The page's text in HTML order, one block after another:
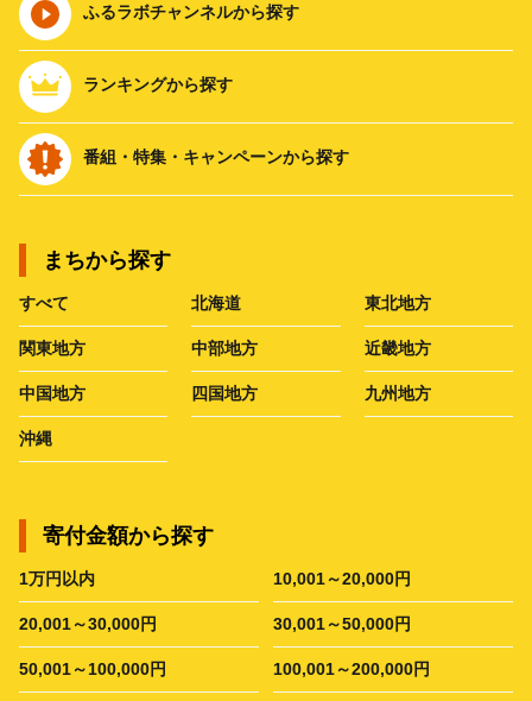
ふるラボチャンネルから探す
ランキングから探す
番組・特集・キャンペーンから探す
まちから探す
すべて 北海道 東北地方
関東地方 中部地方 近畿地方
中国地方 四国地方 九州地方
沖縄
寄付金額から探す
1万円以内 10,001～20,000円
20,001～30,000円 30,001～50,000円
50,001～100,000円 100,001～200,000円